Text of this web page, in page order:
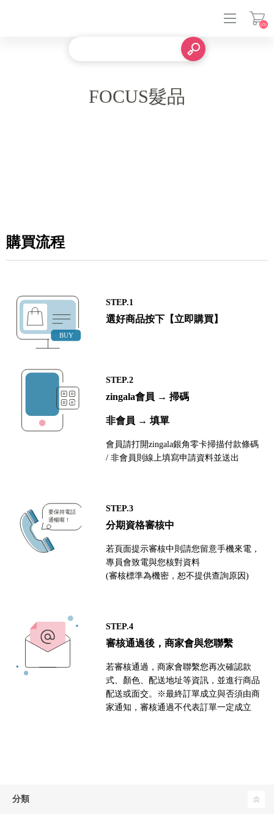
(0)
FOCUS髮品
購買流程
STEP.1
選好商品按下【立即購買】
STEP.2
zingala會員 → 掃碼
非會員 → 填單
會員請打開zingala銀角零卡掃描付款條碼
/ 非會員則線上填寫申請資料並送出
STEP.3
分期資格審核中
若頁面提示審核中則請您留意手機來電，
專員會致電與您核對資料
(審核標準為機密，恕不提供查詢原因)
STEP.4
審核通過後，商家會與您聯繫
若審核通過，商家會聯繫您再次確認款
式、顏色、配送地址等資訊，並進行商品
配送或面交。※最終訂單成立與否須由商
家通知，審核通過不代表訂單一定成立
分類